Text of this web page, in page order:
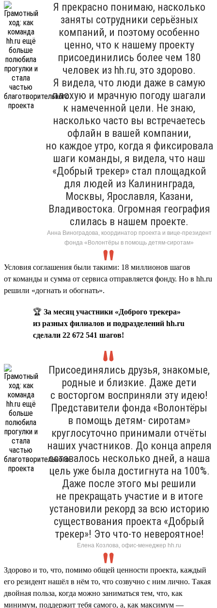
Я прекрасно понимаю, насколько
заняты сотрудники серьёзных
компаний, и поэтому особенно
ценно, что к нашему проекту
присоединились более чем 180
человек из hh.ru, это здорово.
Я видела, что люди даже в самую
плохую и мрачную погоду шагали
к намеченной цели. Не знаю,
насколько часто вы встречаетесь
офлайн в вашей компании,
но каждое утро, когда я фиксировала
шаги команды, я видела, что наш
«Добрый трекер» стал площадкой
для людей из Калининграда,
Москвы, Ярославля, Казани,
Владивостока. Огромная география
слилась в нашем проекте.
Анна Виноградова, координатор проекта и вице-президент
фонда «Волонтёры в помощь детям-сиротам»
Условия соглашения были такими: 18 миллионов шагов
от команды и сумма от сервиса отправляется фонду. Но в hh.ru
решили «догнать и обогнать».
🏆 За месяц участники «Доброго трекера»
из разных филиалов и подразделений hh.ru
сделали 22 672 541 шагов!
Присоединялись друзья, знакомые,
родные и близкие. Даже дети
с восторгом восприняли эту идею!
Представители фонда «Волонтёры
в помощь детям- сиротам»
круглосуточно принимали отчёты
наших участников. До конца апреля
оставалось несколько дней, а наша
цель уже была достигнута на 100%.
Даже после этого мы решили
не прекращать участие и в итоге
установили рекорд за всю историю
существования проекта «Добрый
трекер»! Это что-то невероятное!
Елена Козлова, офис-менеджер hh.ru
Здорово и то, что, помимо общей ценности проекта, каждый
его резидент нашёл в нём то, что созвучно с ним лично. Такая
двойная польза, когда можно заниматься тем, что, как
минимум, поддержит тебя самого, а, как максимум —